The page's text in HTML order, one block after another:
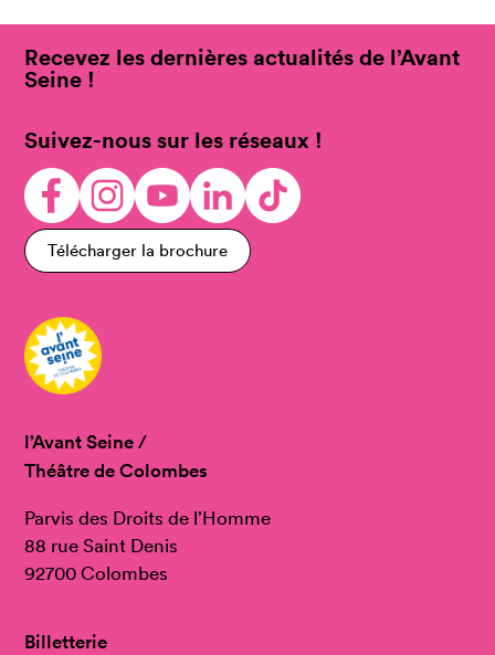
Recevez les dernières actualités de l’Avant
Seine !
Suivez-nous sur les réseaux !
Télécharger la brochure
l’Avant Seine /
Théâtre de Colombes
Parvis des Droits de l’Homme
88 rue Saint Denis
92700 Colombes
Billetterie